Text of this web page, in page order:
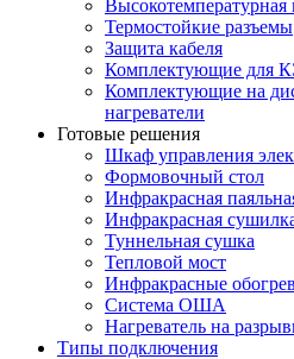
Высокотемпературная
Термостойкие разъемы
Защита кабеля
Комплектующие для
Комплектующие на
нагреватели
Готовые решения
Шкаф управления
Формовочный стол
Инфракрасная
Инфракрасная
Туннельная сушка
Тепловой мост
Инфракрасные
Система ОША
Нагреватель на
Типы подключения